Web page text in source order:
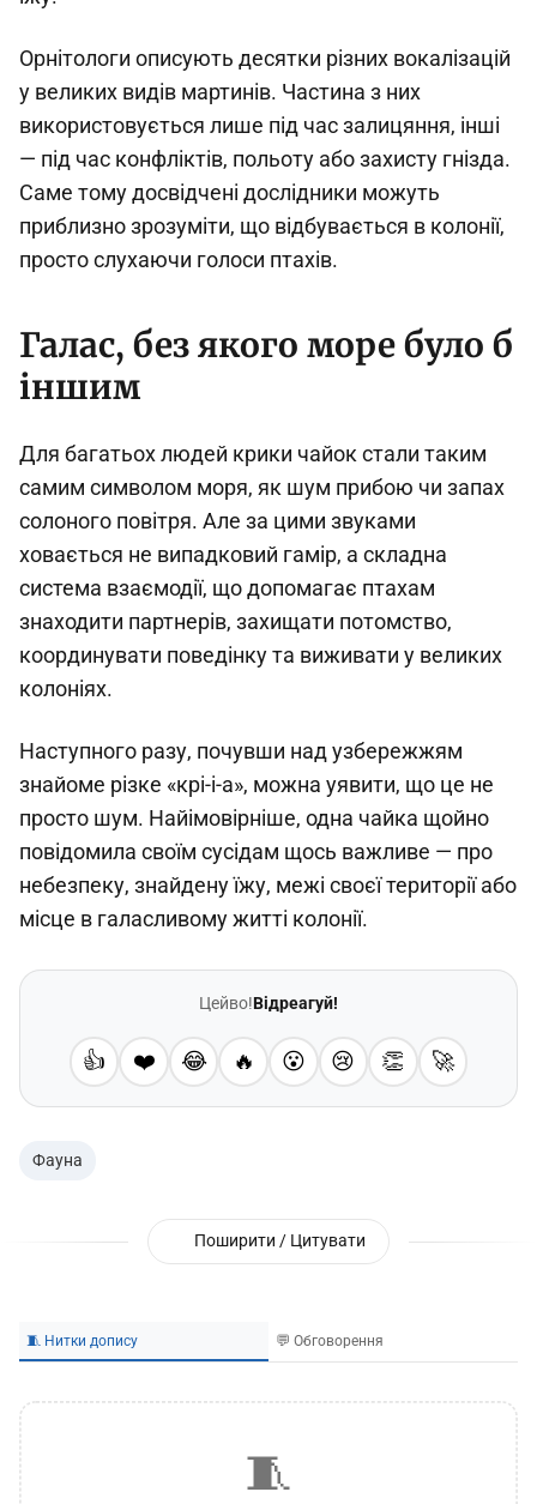
Орнітологи описують десятки різних вокалізацій
у великих видів мартинів. Частина з них
використовується лише під час залицяння, інші
— під час конфліктів, польоту або захисту гнізда.
Саме тому досвідчені дослідники можуть
приблизно зрозуміти, що відбувається в колонії,
просто слухаючи голоси птахів.
Галас, без якого море було б
іншим
Для багатьох людей крики чайок стали таким
самим символом моря, як шум прибою чи запах
солоного повітря. Але за цими звуками
ховається не випадковий гамір, а складна
система взаємодії, що допомагає птахам
знаходити партнерів, захищати потомство,
координувати поведінку та виживати у великих
колоніях.
Наступного разу, почувши над узбережжям
знайоме різке «крі-і-а», можна уявити, що це не
просто шум. Найімовірніше, одна чайка щойно
повідомила своїм сусідам щось важливе — про
небезпеку, знайдену їжу, межі своєї території або
місце в галасливому житті колонії.
Цейво!Відреагуй!
👍 ❤️ 😂 🔥 😮 😢 👏 🚀
Фауна
Поширити / Цитувати
🧵 Нитки допису 💬 Обговорення
🧵